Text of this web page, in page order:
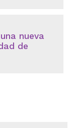
nueva
de